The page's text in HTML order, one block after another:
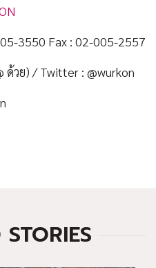
3550 Fax : 02-005-2557
ด้วย) / Twitter : @wurkon
STORIES